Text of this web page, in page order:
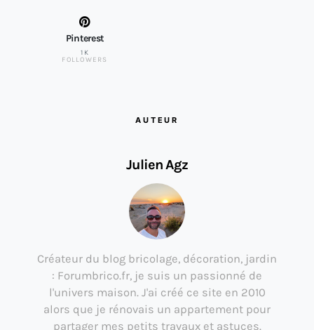
Pinterest
1K
FOLLOWERS
AUTEUR
Julien Agz
Créateur du blog bricolage, décoration, jardin
: Forumbrico.fr, je suis un passionné de
l'univers maison. J'ai créé ce site en 2010
alors que je rénovais un appartement pour
partager mes petits travaux et astuces.